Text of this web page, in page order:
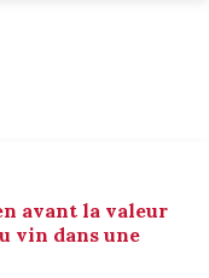
avant la valeur
vin dans une